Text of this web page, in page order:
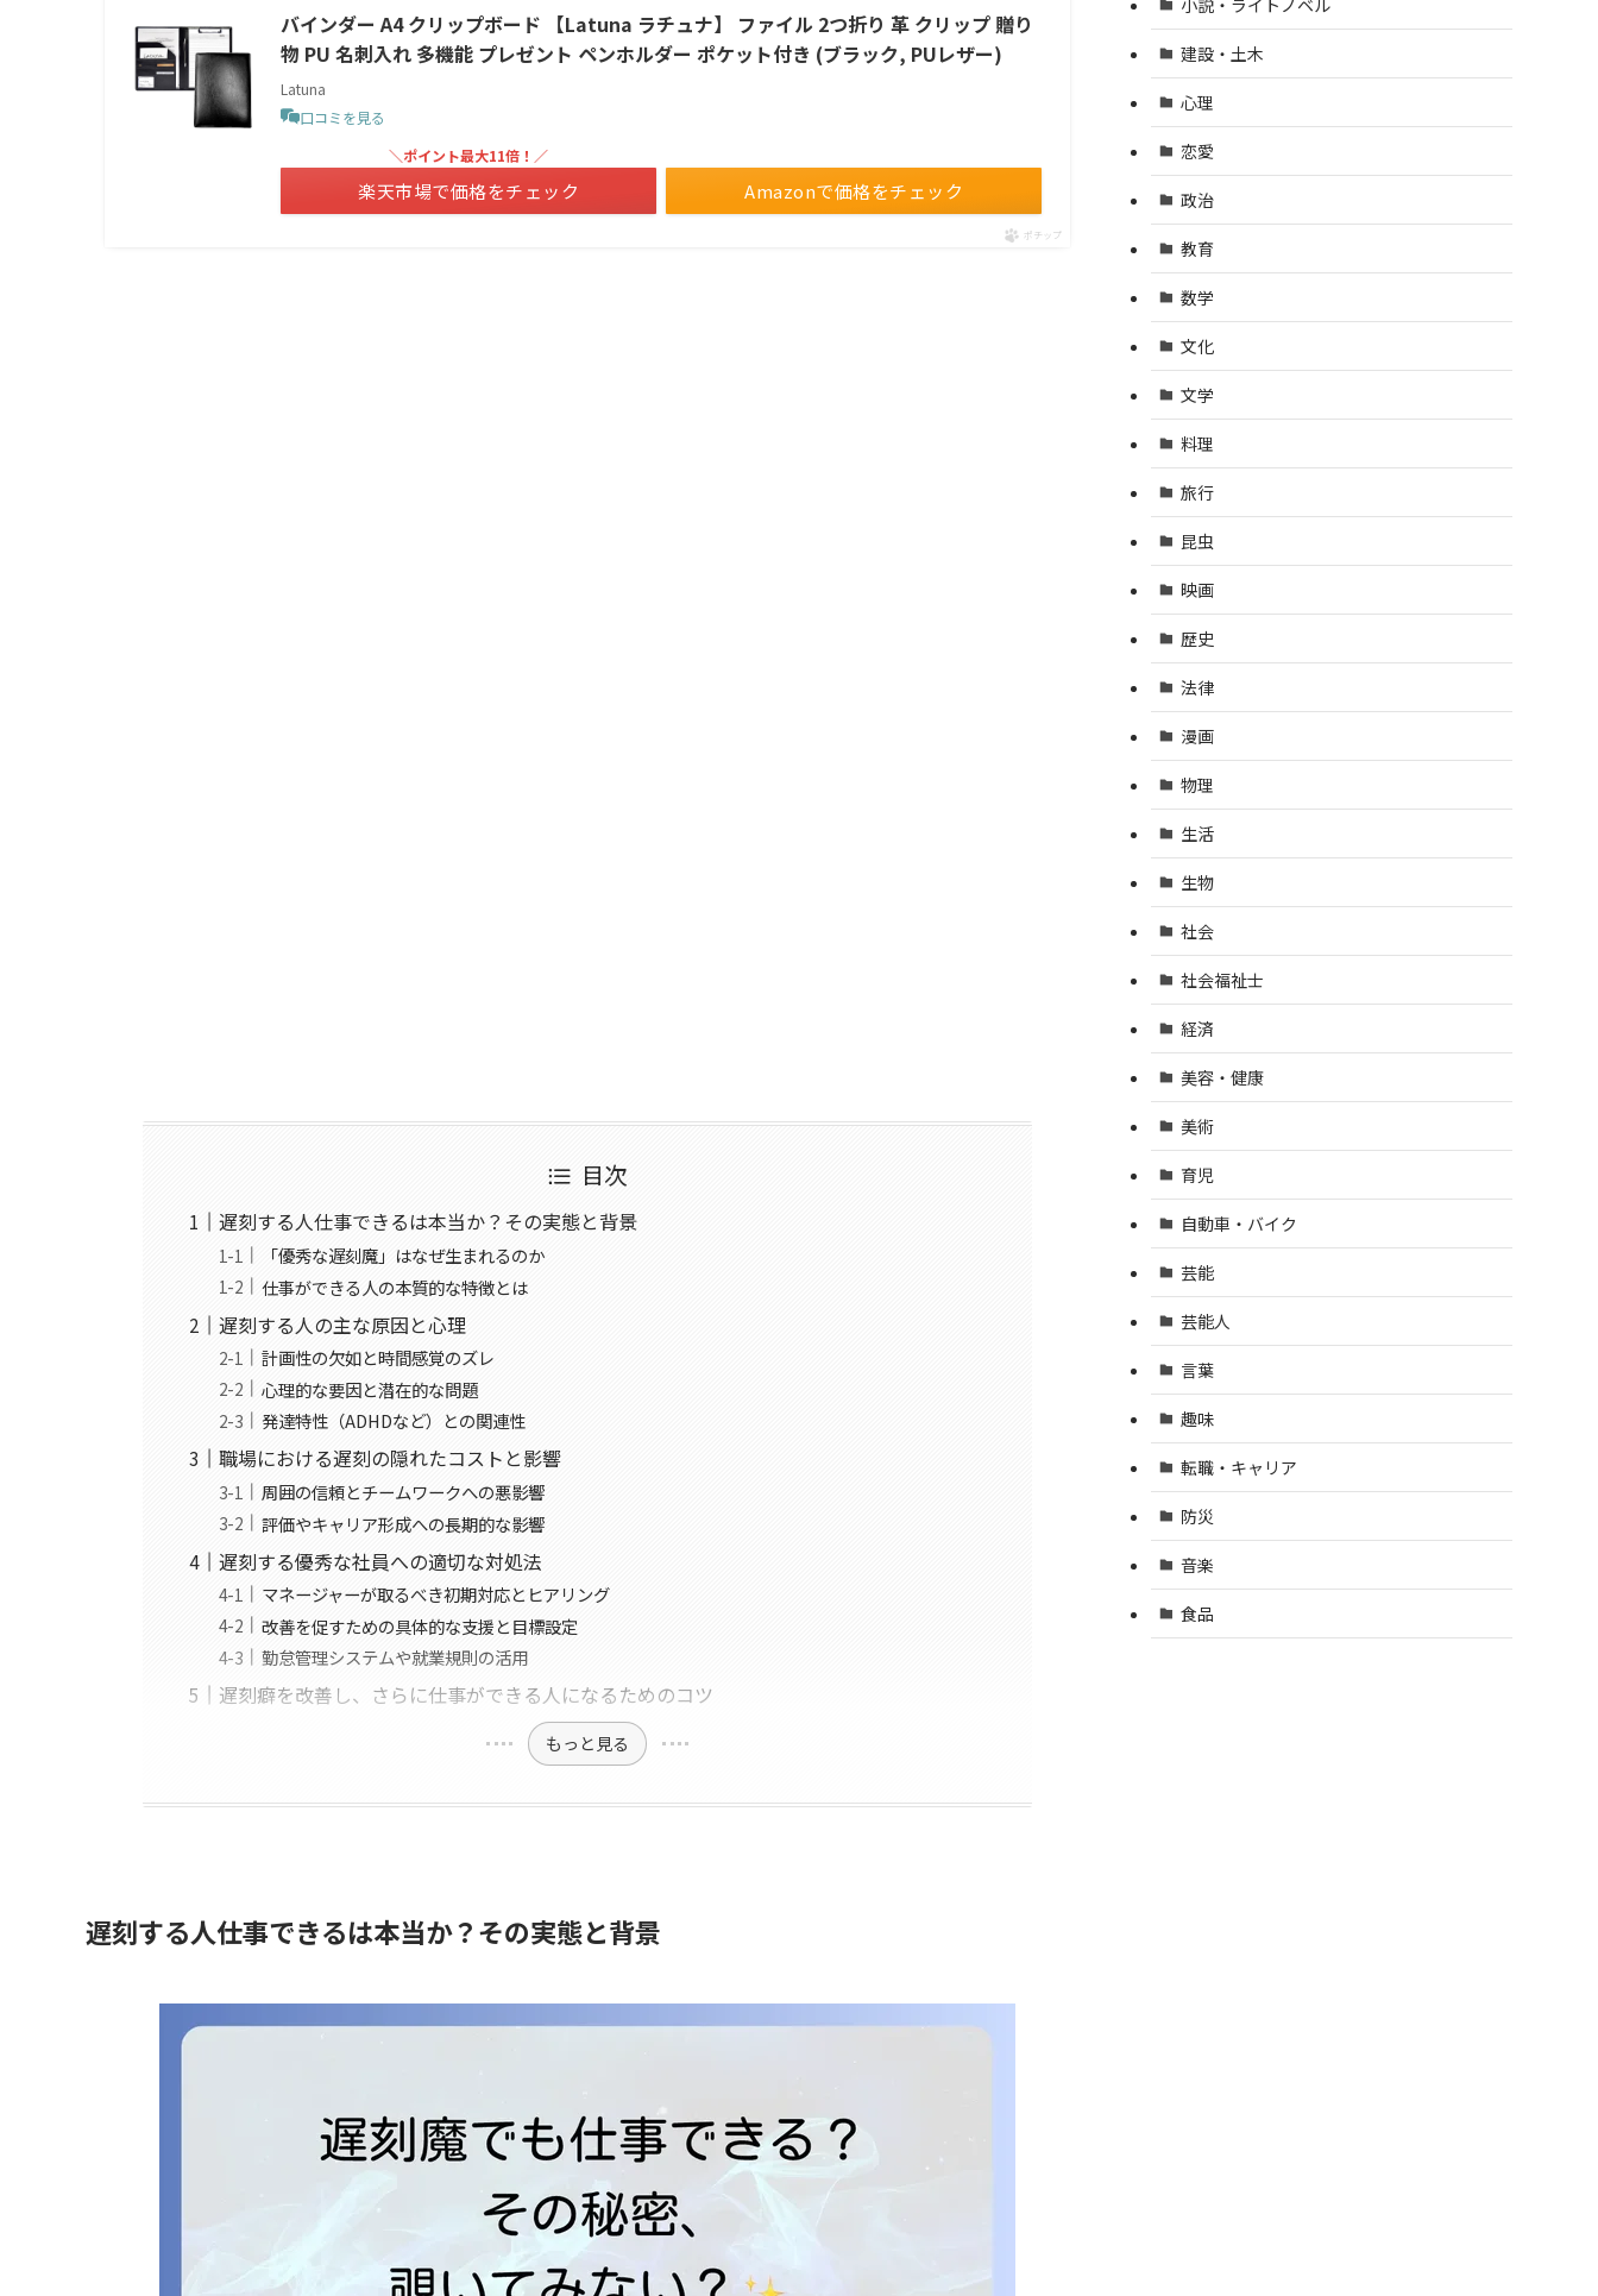
バインダー A4 クリップボード 【Latuna ラチュナ】 ファイル 2つ折り 革 クリップ 贈り
物 PU 名刺入れ 多機能 プレゼント ペンホルダー ポケット付き (ブラック, PUレザー)
Latuna
口コミを見る
Amazonで価格をチェック
＼ポイント最大11倍！／
楽天市場で価格をチェック
ポチップ
目次
遅刻する人仕事できるは本当か？その実態と背景
「優秀な遅刻魔」はなぜ生まれるのか
仕事ができる人の本質的な特徴とは
遅刻する人の主な原因と心理
計画性の欠如と時間感覚のズレ
心理的な要因と潜在的な問題
発達特性（ADHDなど）との関連性
職場における遅刻の隠れたコストと影響
周囲の信頼とチームワークへの悪影響
評価やキャリア形成への長期的な影響
遅刻する優秀な社員への適切な対処法
マネージャーが取るべき初期対応とヒアリング
改善を促すための具体的な支援と目標設定
勤怠管理システムや就業規則の活用
遅刻癖を改善し、さらに仕事ができる人になるためのコツ
もっと見る
遅刻する人仕事できるは本当か？その実態と背景
建設・土木
心理
恋愛
政治
教育
数学
文化
文学
料理
旅行
昆虫
映画
歴史
法律
漫画
物理
生活
生物
社会
社会福祉士
経済
美容・健康
美術
育児
自動車・バイク
芸能
芸能人
言葉
趣味
転職・キャリア
防災
音楽
食品